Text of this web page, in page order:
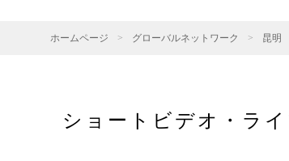
ホームページ > グローバルネットワーク > 昆明
ショートビデオ・ラ